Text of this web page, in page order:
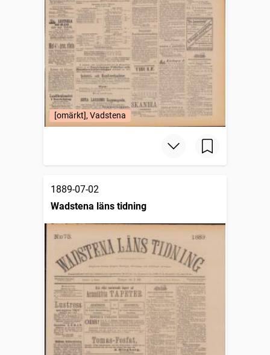
[omärkt], Vadstena
1889-07-02
Wadstena läns tidning